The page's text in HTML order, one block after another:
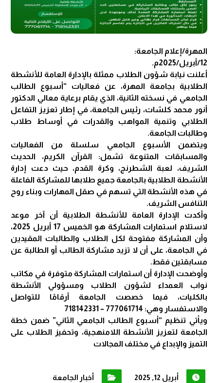
المهرة/إعلام الجامعة:
12/أبريل/2025م.
أعلنت نيابة شؤون الطلاب ممثلة بالإدارة العامة للأنشطة
الطلابية بجامعة المهرة، عن فعاليات “أسبوع الطالب
الجامعي في نسخته الثانية، الذي يقام برعاية معالي الدكتور
أنور محمد كلشات، رئيس الجامعة، في إطار تعزيز التفاعل
الطلابي وتنمية المواهب والقدرات في أوساط طلاب
وطالبات الجامعة.
ويتضمن الأسبوع الجامعي سلسلة من الفعاليات
والمسابقات المتنوعة تشمل: القرآن الكريم، الحديث
الشريف، لعبة الشطرنج، وكرة القدم، حيث دعت إدارة
الأنشطة الطلابية بالجامعة جميع طلابها للمشاركة الفاعلة
في هذه الأنشطة التي تسهم في صقل المهارات وبناء روح
التنافس الشريف.
وأكدت الإدارة العامة للأنشطة الطلابية أن آخر موعد
لاستلام استمارات المشاركة هو الخميس 17 أبريل 2025،
وأن المشاركة مفتوحة لكل الطلاب والطالبات المقيدين
في الجامعة، على أن لا تزيد مشاركة الطالب أو الطالبة عن
مسابقتين فقط.
وأوضحت الإدارة أن استمارات المشاركة متوفرة في مكاتب
نواب العمداء لشؤون الطلاب ومسؤولي الأنشطة
بالكليات، فيما خصصت الجامعة أرقامًا للتواصل
والاستفسار وهي: 777061714 – 718142331
ويأتي تنظيم “أسبوع الطالب الجامعي الثاني” ضمن خطة
الجامعة لتعزيز الأنشطة اللامنهجية، وتحفيز الطلاب على
التميز والإبداع في مختلف المجالات
أبريل 12, 2025 أخبار الجامعة